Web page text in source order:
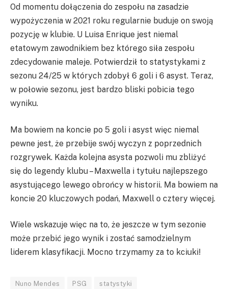
Od momentu dołączenia do zespołu na zasadzie
wypożyczenia w 2021 roku regularnie buduje on swoją
pozycję w klubie. U Luisa Enrique jest niemal
etatowym zawodnikiem bez którego siła zespołu
zdecydowanie maleje. Potwierdził to statystykami z
sezonu 24/25 w których zdobył 6 goli i 6 asyst. Teraz,
w połowie sezonu, jest bardzo bliski pobicia tego
wyniku.
Ma bowiem na koncie po 5 goli i asyst więc niemal
pewne jest, że przebije swój wyczyn z poprzednich
rozgrywek. Każda kolejna asysta pozwoli mu zbliżyć
się do legendy klubu – Maxwella i tytułu najlepszego
asystującego lewego obrońcy w historii. Ma bowiem na
koncie 20 kluczowych podań, Maxwell o cztery więcej.
Wiele wskazuje więc na to, że jeszcze w tym sezonie
może przebić jego wynik i zostać samodzielnym
liderem klasyfikacji. Mocno trzymamy za to kciuki!
Nuno Mendes PSG statystyki